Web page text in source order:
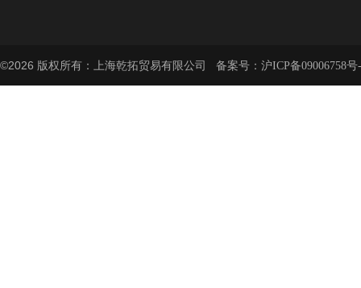
©2026 版权所有：上海乾拓贸易有限公司 备案号： 沪ICP备09006758号